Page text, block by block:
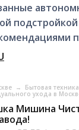
→ Бытовая
ухода в
Мишина